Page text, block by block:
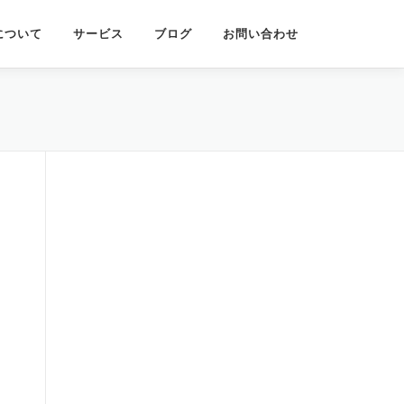
ついて サービス ブログ お問い合わせ